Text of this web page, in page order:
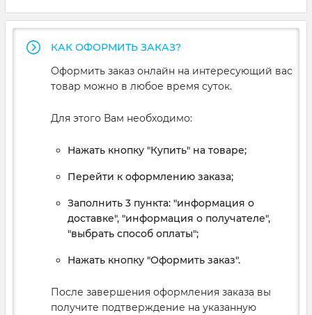
КАК ОФОРМИТЬ ЗАКАЗ?
Оформить заказ онлайн на интересующий вас
товар можно в любое время суток.
Для этого Вам необходимо:
Нажать кнопку "Купить" на товаре;
Перейти к оформлению заказа;
Заполнить 3 пункта: "информация о
доставке", "информация о получателе",
"выбрать способ оплаты";
Нажать кнопку "Оформить заказ".
После завершения оформления заказа вы
получите подтверждение на указанную